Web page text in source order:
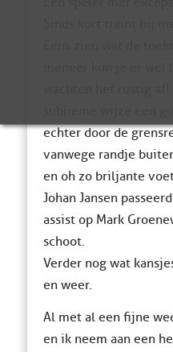
echter door de
vanwege randje
en oh zo briljante
Johan Jansen
assist op Mark
schoot.
Verder nog wat
en weer.
Al met al een fijne
en ik neem aan een